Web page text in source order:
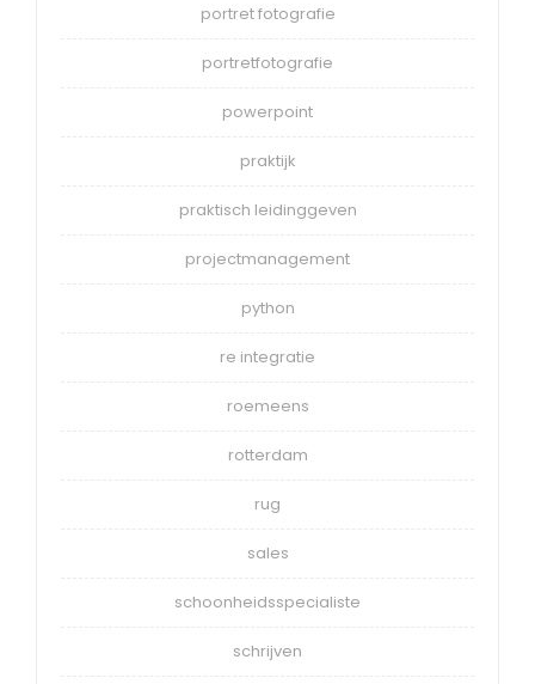
portret fotografie
portretfotografie
powerpoint
praktijk
praktisch leidinggeven
projectmanagement
python
re integratie
roemeens
rotterdam
rug
sales
schoonheidsspecialiste
schrijven